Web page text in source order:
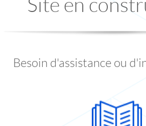
Site en
Besoin d'assistance ou